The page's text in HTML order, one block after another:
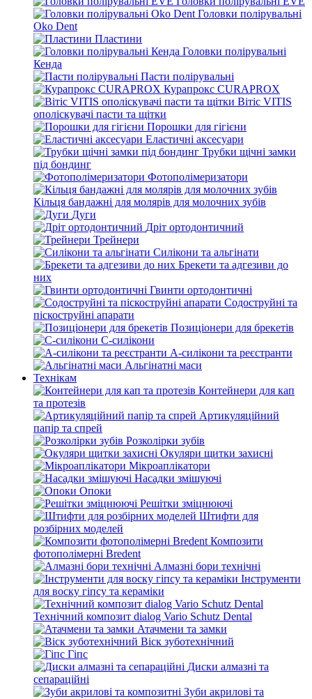
Головки полірувальні
Oko Dent
Пластини
Головки полірувальні
Кенда
Пасти полірувальні
Курапрокс CURAPROX
Вітіс VITIS
ополіскувачі пасти та щітки
Порошки для гігієни
Еластичні аксесуари
Трубки щічні замки
під бондинг
Фотополімеризатори
Кільця бандажні для молярів для молочних зубів
Дуги
Дріт ортодонтичний
Трейнери
Силікони та альгінати
Брекети та адгезиви до
них
Гвинти ортодонтичні
Содоструйні та
піскоструйні апарати
Позиціонери для брекетів
С-силікони
А-силікони та реєстранти
Альгінатні маси
Технікам
Контейнери для кап
та протезів
Артикуляційний
папір та спрей
Розколірки зубів
Окуляри щитки захисні
Мікроаплікатори
Насадки змішуючі
Опоки
Решітки зміцнюючі
Штифти для
розбірних моделей
Композити
фотополімерні Bredent
Алмазні бори технічні
Інструменти
для воску гіпсу та кераміки
Технічний композит dialog Vario Schutz Dental
Атачмени та замки
Віск зуботехнічний
Гіпс
Диски алмазні та
сепараційні
Зуби акрилові та